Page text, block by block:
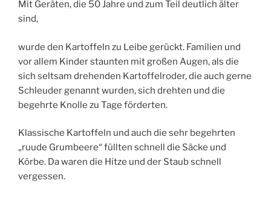
Mit Geräten, die 50 Jahre und zum Teil deutlich älter
sind,
wurde den Kartoffeln zu Leibe gerückt. Familien und
vor allem Kinder staunten mit großen Augen, als die
sich seltsam drehenden Kartoffelroder, die auch gerne
Schleuder genannt wurden, sich drehten und die
begehrte Knolle zu Tage förderten.
Klassische Kartoffeln und auch die sehr begehrten
„ruude Grumbeere“ füllten schnell die Säcke und
Körbe. Da waren die Hitze und der Staub schnell
vergessen.